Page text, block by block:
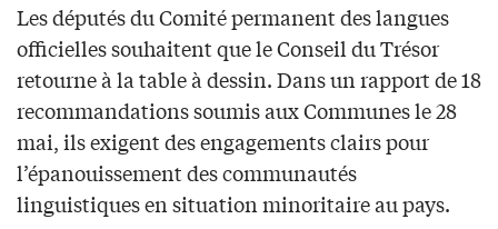
Les députés du Comité permanent des langues
officielles souhaitent que le Conseil du Trésor
retourne à la table à dessin. Dans un rapport de 18
recommandations soumis aux Communes le 28
mai, ils exigent des engagements clairs pour
l’épanouissement des communautés
linguistiques en situation minoritaire au pays.